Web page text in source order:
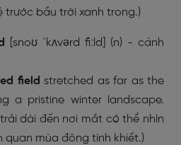
trước bầu trời xanh trong.)
[snoʊ ˈkʌvərd fiːld] (n) - cánh
field stretched as far as the
a pristine winter landscape.
dài đến nơi mắt có thể nhìn
mùa đông tinh khiết.)